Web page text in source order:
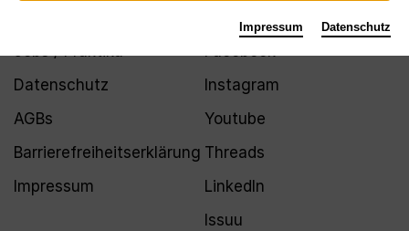
Jobs / Praktika
Datenschutz
AGBs
Barrierefreiheitserklärung
Impressum
Facebook
Instagram
Youtube
Threads
LinkedIn
Issuu
Impressum Datenschutz